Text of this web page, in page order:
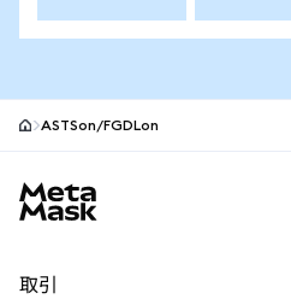
ASTSon/FGDLon
取引